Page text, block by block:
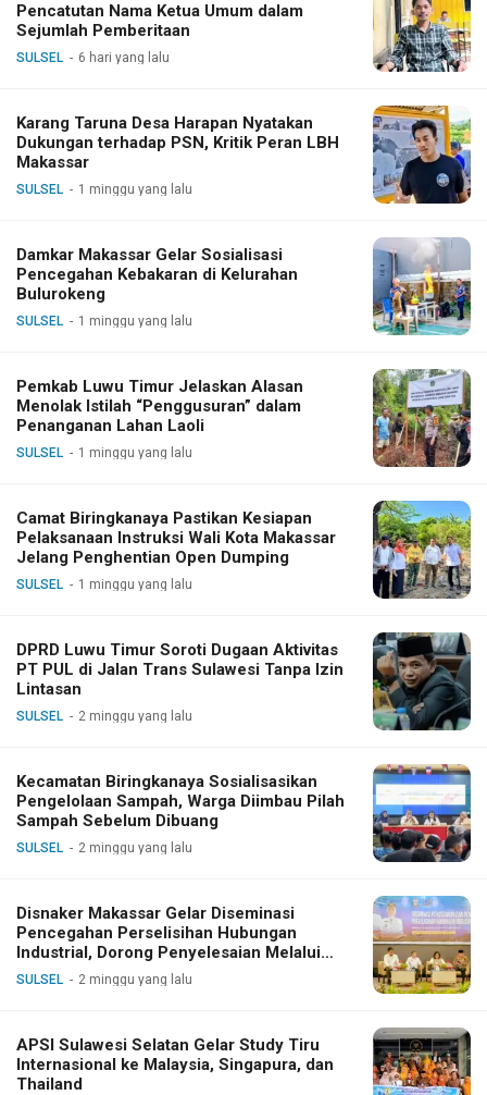
Pencatutan Nama Ketua Umum dalam
Sejumlah Pemberitaan
SULSEL 6 hari yang lalu
Karang Taruna Desa Harapan Nyatakan
Dukungan terhadap PSN, Kritik Peran LBH
Makassar
SULSEL 1 minggu yang lalu
Damkar Makassar Gelar Sosialisasi
Pencegahan Kebakaran di Kelurahan
Bulurokeng
SULSEL 1 minggu yang lalu
Pemkab Luwu Timur Jelaskan Alasan
Menolak Istilah “Penggusuran” dalam
Penanganan Lahan Laoli
SULSEL 1 minggu yang lalu
Camat Biringkanaya Pastikan Kesiapan
Pelaksanaan Instruksi Wali Kota Makassar
Jelang Penghentian Open Dumping
SULSEL 1 minggu yang lalu
DPRD Luwu Timur Soroti Dugaan Aktivitas
PT PUL di Jalan Trans Sulawesi Tanpa Izin
Lintasan
SULSEL 2 minggu yang lalu
Kecamatan Biringkanaya Sosialisasikan
Pengelolaan Sampah, Warga Diimbau Pilah
Sampah Sebelum Dibuang
SULSEL 2 minggu yang lalu
Disnaker Makassar Gelar Diseminasi
Pencegahan Perselisihan Hubungan
Industrial, Dorong Penyelesaian Melalui
Dialog
SULSEL 2 minggu yang lalu
APSI Sulawesi Selatan Gelar Study Tiru
Internasional ke Malaysia, Singapura, dan
Thailand